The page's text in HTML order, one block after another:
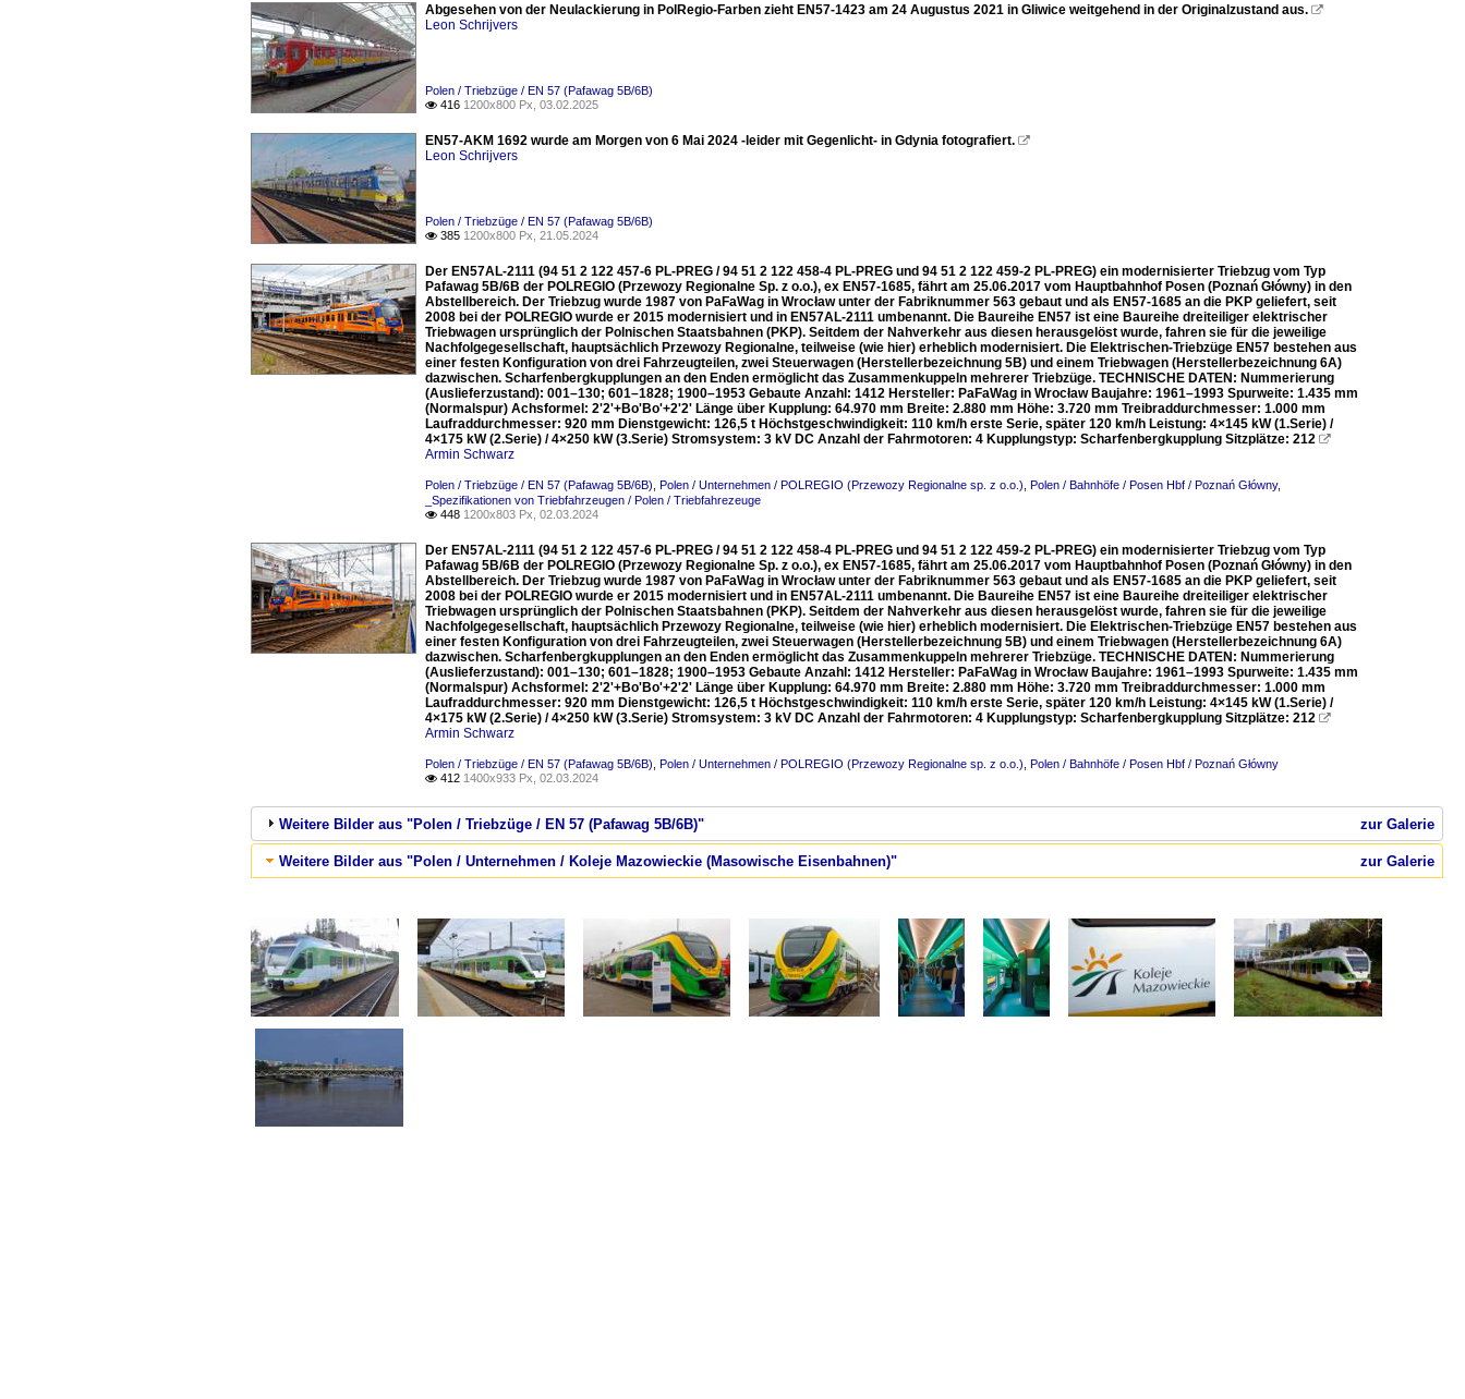
Abgesehen von der Neulackierung in PolRegio-Farben zieht EN57-1423 am 24 Augustus 2021 in Gliwice weitgehend in der Originalzustand aus. 
Leon Schrijvers
Polen / Triebzüge / EN 57 (Pafawag 5B/6B)
 416 1200x800 Px, 03.02.2025
EN57-AKM 1692 wurde am Morgen von 6 Mai 2024 -leider mit Gegenlicht- in Gdynia fotografiert. 
Leon Schrijvers
Polen / Triebzüge / EN 57 (Pafawag 5B/6B)
 385 1200x800 Px, 21.05.2024
Der EN57AL-2111 (94 51 2 122 457-6 PL-PREG / 94 51 2 122 458-4 PL-PREG und 94 51 2 122 459-2 PL-PREG) ein modernisierter Triebzug vom Typ
Pafawag 5B/6B der POLREGIO (Przewozy Regionalne Sp. z o.o.), ex EN57-1685, fährt am 25.06.2017 vom Hauptbahnhof Posen (Poznań Główny) in den
Abstellbereich. Der Triebzug wurde 1987 von PaFaWag in Wrocław unter der Fabriknummer 563 gebaut und als EN57-1685 an die PKP geliefert, seit
2008 bei der POLREGIO wurde er 2015 modernisiert und in EN57AL-2111 umbenannt. Die Baureihe EN57 ist eine Baureihe dreiteiliger elektrischer
Triebwagen ursprünglich der Polnischen Staatsbahnen (PKP). Seitdem der Nahverkehr aus diesen herausgelöst wurde, fahren sie für die jeweilige
Nachfolgegesellschaft, hauptsächlich Przewozy Regionalne, teilweise (wie hier) erheblich modernisiert. Die Elektrischen-Triebzüge EN57 bestehen aus
einer festen Konfiguration von drei Fahrzeugteilen, zwei Steuerwagen (Herstellerbezeichnung 5B) und einem Triebwagen (Herstellerbezeichnung 6A)
dazwischen. Scharfenbergkupplungen an den Enden ermöglicht das Zusammenkuppeln mehrerer Triebzüge. TECHNISCHE DATEN: Nummerierung
(Auslieferzustand): 001–130; 601–1828; 1900–1953 Gebaute Anzahl: 1412 Hersteller: PaFaWag in Wrocław Baujahre: 1961–1993 Spurweite: 1.435 mm
(Normalspur) Achsformel: 2'2'+Bo'Bo'+2'2' Länge über Kupplung: 64.970 mm Breite: 2.880 mm Höhe: 3.720 mm Treibraddurchmesser: 1.000 mm
Laufraddurchmesser: 920 mm Dienstgewicht: 126,5 t Höchstgeschwindigkeit: 110 km/h erste Serie, später 120 km/h Leistung: 4×145 kW (1.Serie) /
4×175 kW (2.Serie) / 4×250 kW (3.Serie) Stromsystem: 3 kV DC Anzahl der Fahrmotoren: 4 Kupplungstyp: Scharfenbergkupplung Sitzplätze: 212 
Armin Schwarz
Polen / Triebzüge / EN 57 (Pafawag 5B/6B) Polen / Unternehmen / POLREGIO (Przewozy Regionalne sp. z o.o.) Polen / Bahnhöfe / Posen Hbf / Poznań Główny,
_Spezifikationen von Triebfahrzeugen / Polen / Triebfahrezeuge
 448 1200x803 Px, 02.03.2024
Der EN57AL-2111 (94 51 2 122 457-6 PL-PREG / 94 51 2 122 458-4 PL-PREG und 94 51 2 122 459-2 PL-PREG) ein modernisierter Triebzug vom Typ
Pafawag 5B/6B der POLREGIO (Przewozy Regionalne Sp. z o.o.), ex EN57-1685, fährt am 25.06.2017 vom Hauptbahnhof Posen (Poznań Główny) in den
Abstellbereich. Der Triebzug wurde 1987 von PaFaWag in Wrocław unter der Fabriknummer 563 gebaut und als EN57-1685 an die PKP geliefert, seit
2008 bei der POLREGIO wurde er 2015 modernisiert und in EN57AL-2111 umbenannt. Die Baureihe EN57 ist eine Baureihe dreiteiliger elektrischer
Triebwagen ursprünglich der Polnischen Staatsbahnen (PKP). Seitdem der Nahverkehr aus diesen herausgelöst wurde, fahren sie für die jeweilige
Nachfolgegesellschaft, hauptsächlich Przewozy Regionalne, teilweise (wie hier) erheblich modernisiert. Die Elektrischen-Triebzüge EN57 bestehen aus
einer festen Konfiguration von drei Fahrzeugteilen, zwei Steuerwagen (Herstellerbezeichnung 5B) und einem Triebwagen (Herstellerbezeichnung 6A)
dazwischen. Scharfenbergkupplungen an den Enden ermöglicht das Zusammenkuppeln mehrerer Triebzüge. TECHNISCHE DATEN: Nummerierung
(Auslieferzustand): 001–130; 601–1828; 1900–1953 Gebaute Anzahl: 1412 Hersteller: PaFaWag in Wrocław Baujahre: 1961–1993 Spurweite: 1.435 mm
(Normalspur) Achsformel: 2'2'+Bo'Bo'+2'2' Länge über Kupplung: 64.970 mm Breite: 2.880 mm Höhe: 3.720 mm Treibraddurchmesser: 1.000 mm
Laufraddurchmesser: 920 mm Dienstgewicht: 126,5 t Höchstgeschwindigkeit: 110 km/h erste Serie, später 120 km/h Leistung: 4×145 kW (1.Serie) /
4×175 kW (2.Serie) / 4×250 kW (3.Serie) Stromsystem: 3 kV DC Anzahl der Fahrmotoren: 4 Kupplungstyp: Scharfenbergkupplung Sitzplätze: 212 
Armin Schwarz
Polen / Triebzüge / EN 57 (Pafawag 5B/6B) Polen / Unternehmen / POLREGIO (Przewozy Regionalne sp. z o.o.) Polen / Bahnhöfe / Posen Hbf / Poznań Główny
 412 1400x933 Px, 02.03.2024
zur Galerie
Weitere Bilder aus "Polen / Triebzüge / EN 57 (Pafawag 5B/6B)"
zur Galerie
Weitere Bilder aus "Polen / Unternehmen / Koleje Mazowieckie (Masowische Eisenbahnen)"